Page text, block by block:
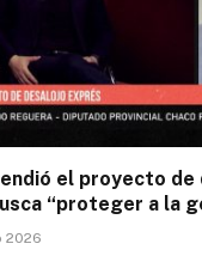
el proyecto de
“proteger a la
2026